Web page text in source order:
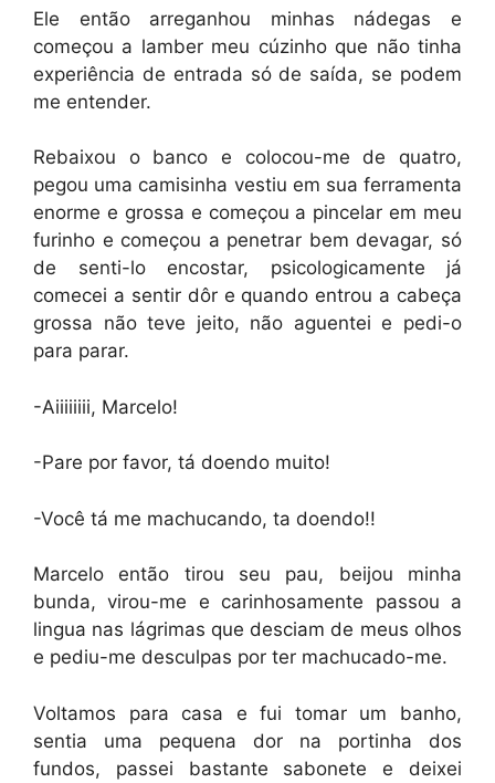
Ele então arreganhou minhas nádegas e
começou a lamber meu cúzinho que não tinha
experiência de entrada só de saída, se podem
me entender.
Rebaixou o banco e colocou-me de quatro,
pegou uma camisinha vestiu em sua ferramenta
enorme e grossa e começou a pincelar em meu
furinho e começou a penetrar bem devagar, só
de senti-lo encostar, psicologicamente já
comecei a sentir dôr e quando entrou a cabeça
grossa não teve jeito, não aguentei e pedi-o
para parar.
-Aiiiiiiii, Marcelo!
-Pare por favor, tá doendo muito!
-Você tá me machucando, ta doendo!!
Marcelo então tirou seu pau, beijou minha
bunda, virou-me e carinhosamente passou a
lingua nas lágrimas que desciam de meus olhos
e pediu-me desculpas por ter machucado-me.
Voltamos para casa e fui tomar um banho,
sentia uma pequena dor na portinha dos
fundos, passei bastante sabonete e deixei